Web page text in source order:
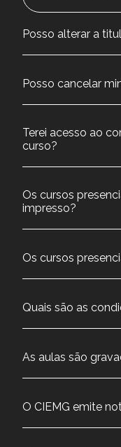
Posso alterar a
Posso cancelar
Terei acesso ao
curso?
Os cursos
impresso?
Os cursos
Quais são as
As aulas são
O CIEMG emite